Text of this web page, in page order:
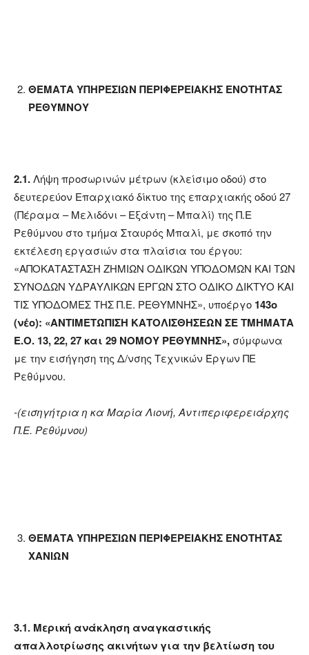
ΘΕΜΑΤΑ ΥΠΗΡΕΣΙΩΝ ΠΕΡΙΦΕΡΕΙΑΚΗΣ ΕΝΟΤΗΤΑΣ
ΡΕΘΥΜΝΟΥ
2.1.Λήψη προσωρινών μέτρων (κλείσιμο οδού) στο
δευτερεύον Επαρχιακό δίκτυο της επαρχιακής οδού 27
(Πέραμα – Μελιδόνι – Εξάντη – Μπαλί) της Π.Ε
Ρεθύμνου στο τμήμα Σταυρός Μπαλί, με σκοπό την
εκτέλεση εργασιών στα πλαίσια του έργου:
«ΑΠΟΚΑΤΑΣΤΑΣΗ ΖΗΜΙΩΝ ΟΔΙΚΩΝ ΥΠΟΔΟΜΩΝ ΚΑΙ ΤΩΝ
ΣΥΝΟΔΩΝ ΥΔΡΑΥΛΙΚΩΝ ΕΡΓΩΝ ΣΤΟ ΟΔΙΚΟ ΔΙΚΤΥΟ ΚΑΙ
ΤΙΣ ΥΠΟΔΟΜΕΣ ΤΗΣ Π.Ε. ΡΕΘΥΜΝΗΣ», υποέργο 143ο
(νέο): «ΑΝΤΙΜΕΤΩΠΙΣΗ ΚΑΤΟΛΙΣΘΗΣΕΩΝ ΣΕ ΤΜΗΜΑΤΑ
Ε.Ο. 13, 22, 27 και 29 ΝΟΜΟΥ ΡΕΘΥΜΝΗΣ», σύμφωνα
με την εισήγηση της Δ/νσης Τεχνικών Έργων ΠΕ
Ρεθύμνου.
-(εισηγήτρια η κα Μαρία Λιονή, Αντιπεριφερειάρχης
Π.Ε. Ρεθύμνου)
ΘΕΜΑΤΑ ΥΠΗΡΕΣΙΩΝ ΠΕΡΙΦΕΡΕΙΑΚΗΣ ΕΝΟΤΗΤΑΣ
ΧΑΝΙΩΝ
3.1. Μερική ανάκληση αναγκαστικής
απαλλοτρίωσης ακινήτων για την βελτίωση του